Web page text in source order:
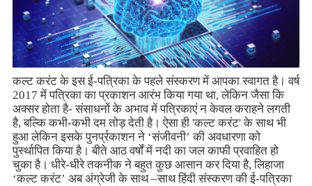
कल्ट करंट के इस ई-पत्रिका के पहले संस्करण में आपका स्वागत है। वर्ष
2017 में पत्रिका का प्रकाशन आरंभ किया गया था, लेकिन जैसा कि
अक्सर होता है- संसाधनों के अभाव में पत्रिकाएं न केवल कराहने लगती
है, बल्कि कभी-कभी दम तोड़ देती है। ऐसा ही 'कल्ट करंट' के साथ भी
हुआ लेकिन इसके पुनर्प्रकाशन ने ‘संजीवनी’ की अवधारणा को
पुर्स्थापित किया है। बीते आठ वर्षों में नदी का जल काफी प्रवाहित हो
चुका है। धीरे-धीरे तकनीक ने बहुत कुछ आसान कर दिया है, लिहाजा
‘कल्ट करंट’ अब अंग्रेजी के साथ –साथ हिंदी संस्करण की ई-पत्रिका